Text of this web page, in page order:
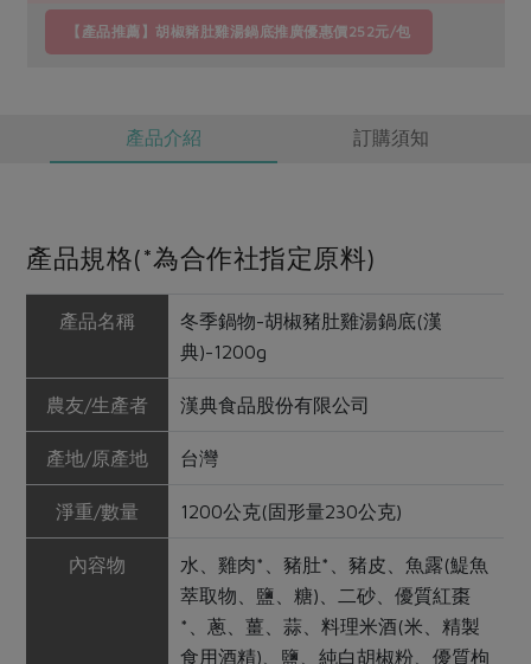
【產品推薦】胡椒豬肚雞湯鍋底推廣優惠價252元/包
產品介紹 訂購須知
產品規格(*為合作社指定原料)
產品名稱
冬季鍋物-胡椒豬肚雞湯鍋底(漢
典)-1200g
農友/生產者 漢典食品股份有限公司
產地/原產地 台灣
淨重/數量 1200公克(固形量230公克)
內容物
水、雞肉*、豬肚*、豬皮、魚露(鯷魚
萃取物、鹽、糖)、二砂、優質紅棗
*、蔥、薑、蒜、料理米酒(米、精製
食用酒精)、鹽、純白胡椒粉、優質枸